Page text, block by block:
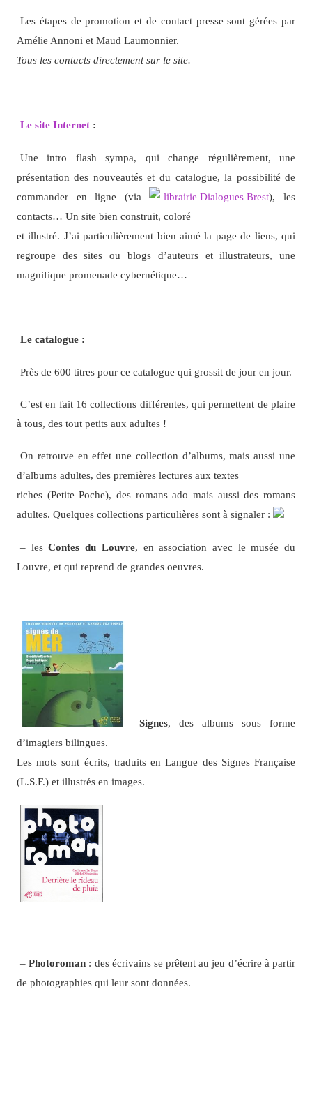
Les étapes de promotion et de contact presse sont gérées par
Amélie Annoni et Maud Laumonnier.
Tous les contacts directement sur le site.
Le site Internet:
Une intro flash sympa, qui change régulièrement, une
présentation des nouveautés et du catalogue, la possibilité de
commander en ligne (via
), les
contacts… Un site bien construit, coloré
et illustré. J’ai particulièrement bien aimé la page de liens, qui
regroupe des sites ou blogs d’auteurs et illustrateurs, une
magnifique promenade cybernétique…
Le catalogue :
Près de 600 titres pour ce catalogue qui grossit de jour en jour.
C’est en fait 16 collections différentes, qui permettent de plaire
à tous, des tout petits aux adultes !
On retrouve en effet une collection d’albums, mais aussi une
d’albums adultes, des premières lectures aux textes
riches (Petite Poche), des romans ado mais aussi des romans
adultes. Quelques collections particulières sont à signaler :
– lesContes du Louvre, en association avec le musée du
Louvre, et qui reprend de grandes oeuvres.
– Signes, des albums sous forme
d’imagiers bilingues.
Les mots sont écrits, traduits en Langue des Signes Française
(L.S.F.) et illustrés en images.
–Photoroman : des écrivains se prêtent au jeu d’écrire à partir
de photographies qui leur sont données.